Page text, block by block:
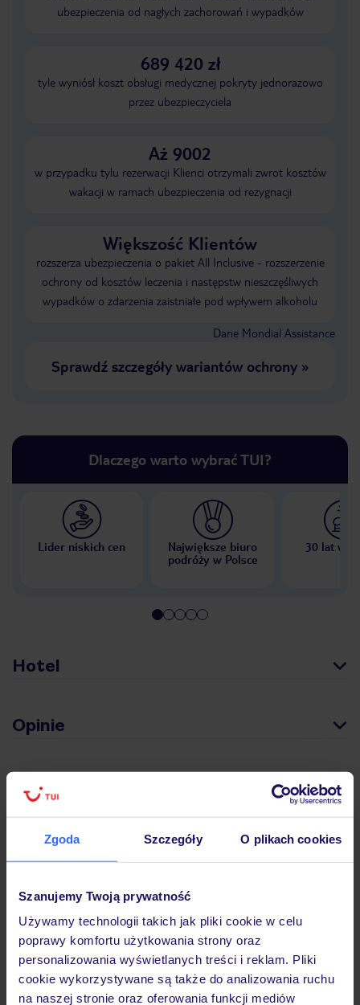
Zgoda Szczegóły O plikach cookies
Szanujemy Twoją prywatność
Używamy technologii takich jak pliki cookie w celu
poprawy komfortu użytkowania strony oraz
personalizowania wyświetlanych treści i reklam. Pliki
cookie wykorzystywane są także do analizowania ruchu
na naszej stronie oraz oferowania funkcji mediów
ubezpieczenia od nagłych zachorowań i wypadków
689 420 zł
tyle wyniósł koszt obsługi medycznej pokryty jednorazowo
przez ubezpieczyciela
Aż 9002
w przypadku tylu rezerwacji Klienci otrzymali zwrot kosztów
wakacji w ramach ubezpieczenia od rezygnacji
Większość Klientów
rozszerza ubezpieczenia o pakiet All Inclusive - rozszerzenie
ochrony od kosztów leczenia i następstw nieszczęśliwych
wypadków o zdarzenia zaistniałe pod wpływem alkoholu
Dane Mondial Assistance
Sprawdź szczegóły wariantów ochrony»
Dlaczego warto wybrać TUI?
Lider niskich cen
Największe biuro
podróży w Polsce
30 lat w
Hotel
Opinie
Pokoje
Wyżywienie
Atrakcje
Ważne informacje